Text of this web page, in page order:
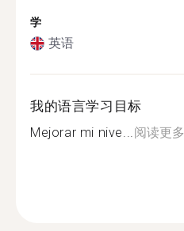
学
英语
我的语言学习目标
Mejorar mi nive...阅读更多